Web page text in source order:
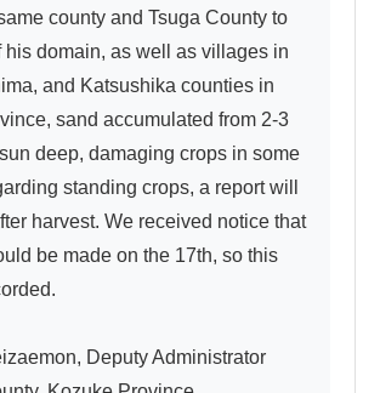
county and Tsuga County to
his domain, as well as villages in
and Katsushika counties in
sand accumulated from 2-3
deep, damaging crops in some
standing crops, a report will
harvest. We received notice that
be made on the 17th, so this
Deputy Administrator